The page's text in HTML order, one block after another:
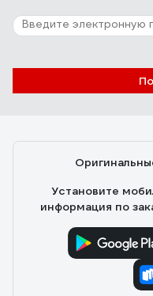
Установите
информация по